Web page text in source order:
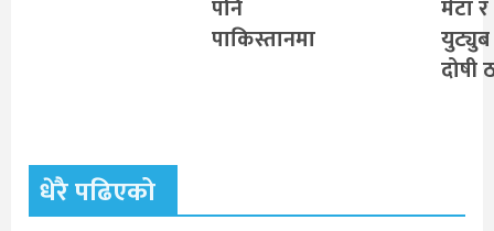
पनि
पाकिस्तानमा
मेटा र
युट्युब
दोषी
धेरै पढिएको